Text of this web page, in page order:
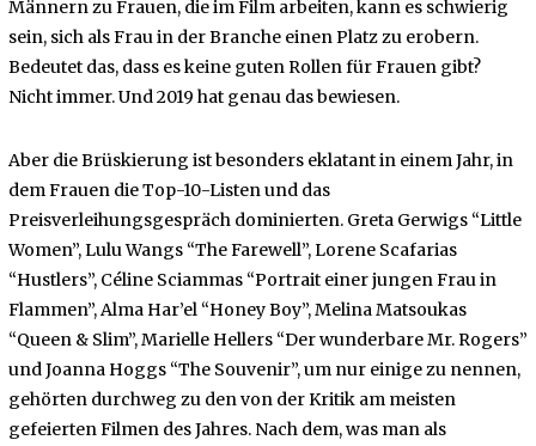
Männern zu Frauen, die im Film arbeiten, kann es schwierig
sein, sich als Frau in der Branche einen Platz zu erobern.
Bedeutet das, dass es keine guten Rollen für Frauen gibt?
Nicht immer. Und 2019 hat genau das bewiesen.
Aber die Brüskierung ist besonders eklatant in einem Jahr, in
dem Frauen die Top-10-Listen und das
Preisverleihungsgespräch dominierten. Greta Gerwigs “Little
Women”, Lulu Wangs “The Farewell”, Lorene Scafarias
“Hustlers”, Céline Sciammas “Portrait einer jungen Frau in
Flammen”, Alma Har’el “Honey Boy”, Melina Matsoukas
“Queen & Slim”, Marielle Hellers “Der wunderbare Mr. Rogers”
und Joanna Hoggs “The Souvenir”, um nur einige zu nennen,
gehörten durchweg zu den von der Kritik am meisten
gefeierten Filmen des Jahres. Nach dem, was man als